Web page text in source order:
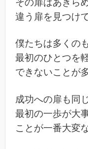
その扉はあきら
違う扉を見つけ
僕たちは多くの
最初のひとつを
できないことが
成功への扉も同
最初の一歩が大
ことが一番大変